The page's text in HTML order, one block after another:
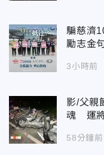
騙慈濟
勵志金
3小時前
影/父親
魂 運
58分鐘前